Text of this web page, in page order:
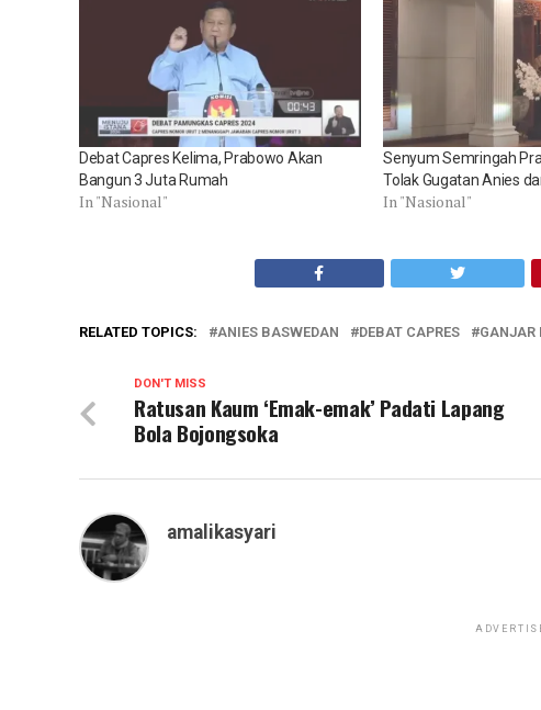
Debat Capres Kelima, Prabowo Akan
Bangun 3 Juta Rumah
In "Nasional"
Senyum Semringah
Tolak Gugatan Anies
In "Nasional"
RELATED TOPICS: ANIES BASWEDAN DEBAT CAPRES GANJAR
DON'T MISS
Ratusan Kaum ‘Emak-emak’ Padati Lapang
Bola Bojongsoka
amalikasyari